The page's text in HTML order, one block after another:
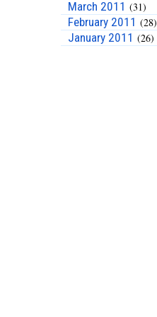
March 2011 (31)
February 2011 (28)
January 2011 (26)